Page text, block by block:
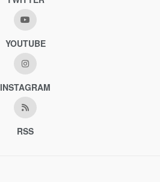
YOUTUBE
INSTAGRAM
RSS